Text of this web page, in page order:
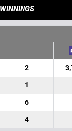
WINNINGS
2
1
6
4